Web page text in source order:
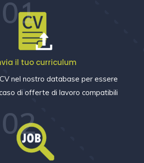
01
il tuo curriculum
nel nostro database per essere
di offerte di lavoro compatibili
02